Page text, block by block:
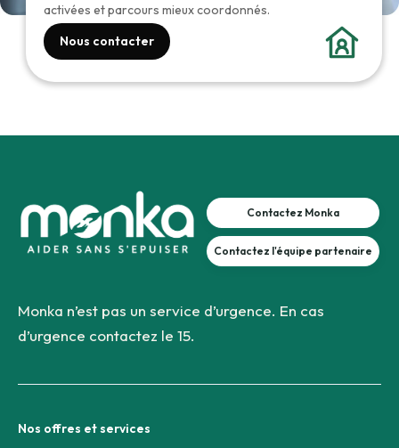
activées et parcours mieux coordonnés.
Nous contacter
Contactez Monka
Contactez l'équipe partenaire
Monka n’est pas un service d’urgence. En cas
d’urgence contactez le 15.
Nos offres et services